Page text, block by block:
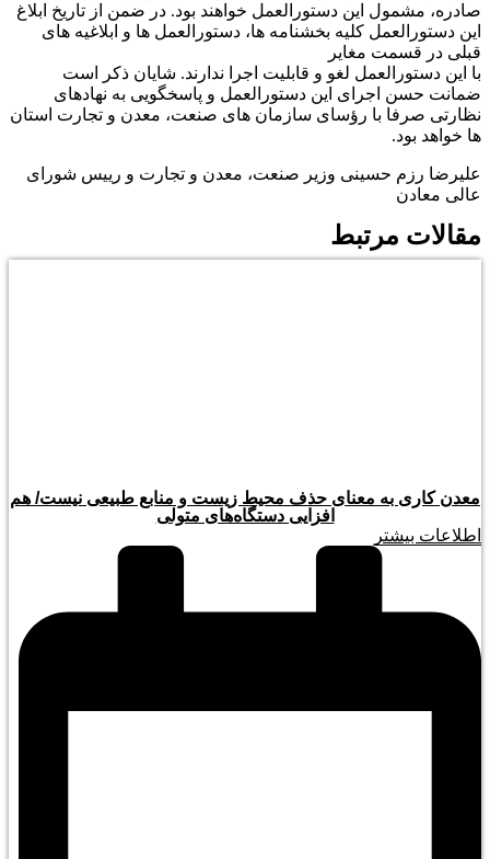
صادره، مشمول این دستورالعمل خواهند بود. در ضمن از تاریخ ابلاغ
این دستورالعمل کلیه بخشنامه ها، دستورالعمل ها و ابلاغیه های
قبلی در قسمت مغایر
با این دستورالعمل لغو و قابلیت اجرا ندارند. شایان ذکر است
ضمانت حسن اجرای این دستورالعمل و پاسخگویی به نهادهای
نظارتی صرفا با رؤسای سازمان های صنعت، معدن و تجارت استان
ها خواهد بود.
علیرضا رزم حسینی وزیر صنعت، معدن و تجارت و رییس شورای
عالی معادن
مقالات مرتبط
معدن کاری به معنای حذف محیط زیست و منابع طبیعی نیست/ هم
افزایی دستگاه‌های متولی
اطلاعات بیشتر